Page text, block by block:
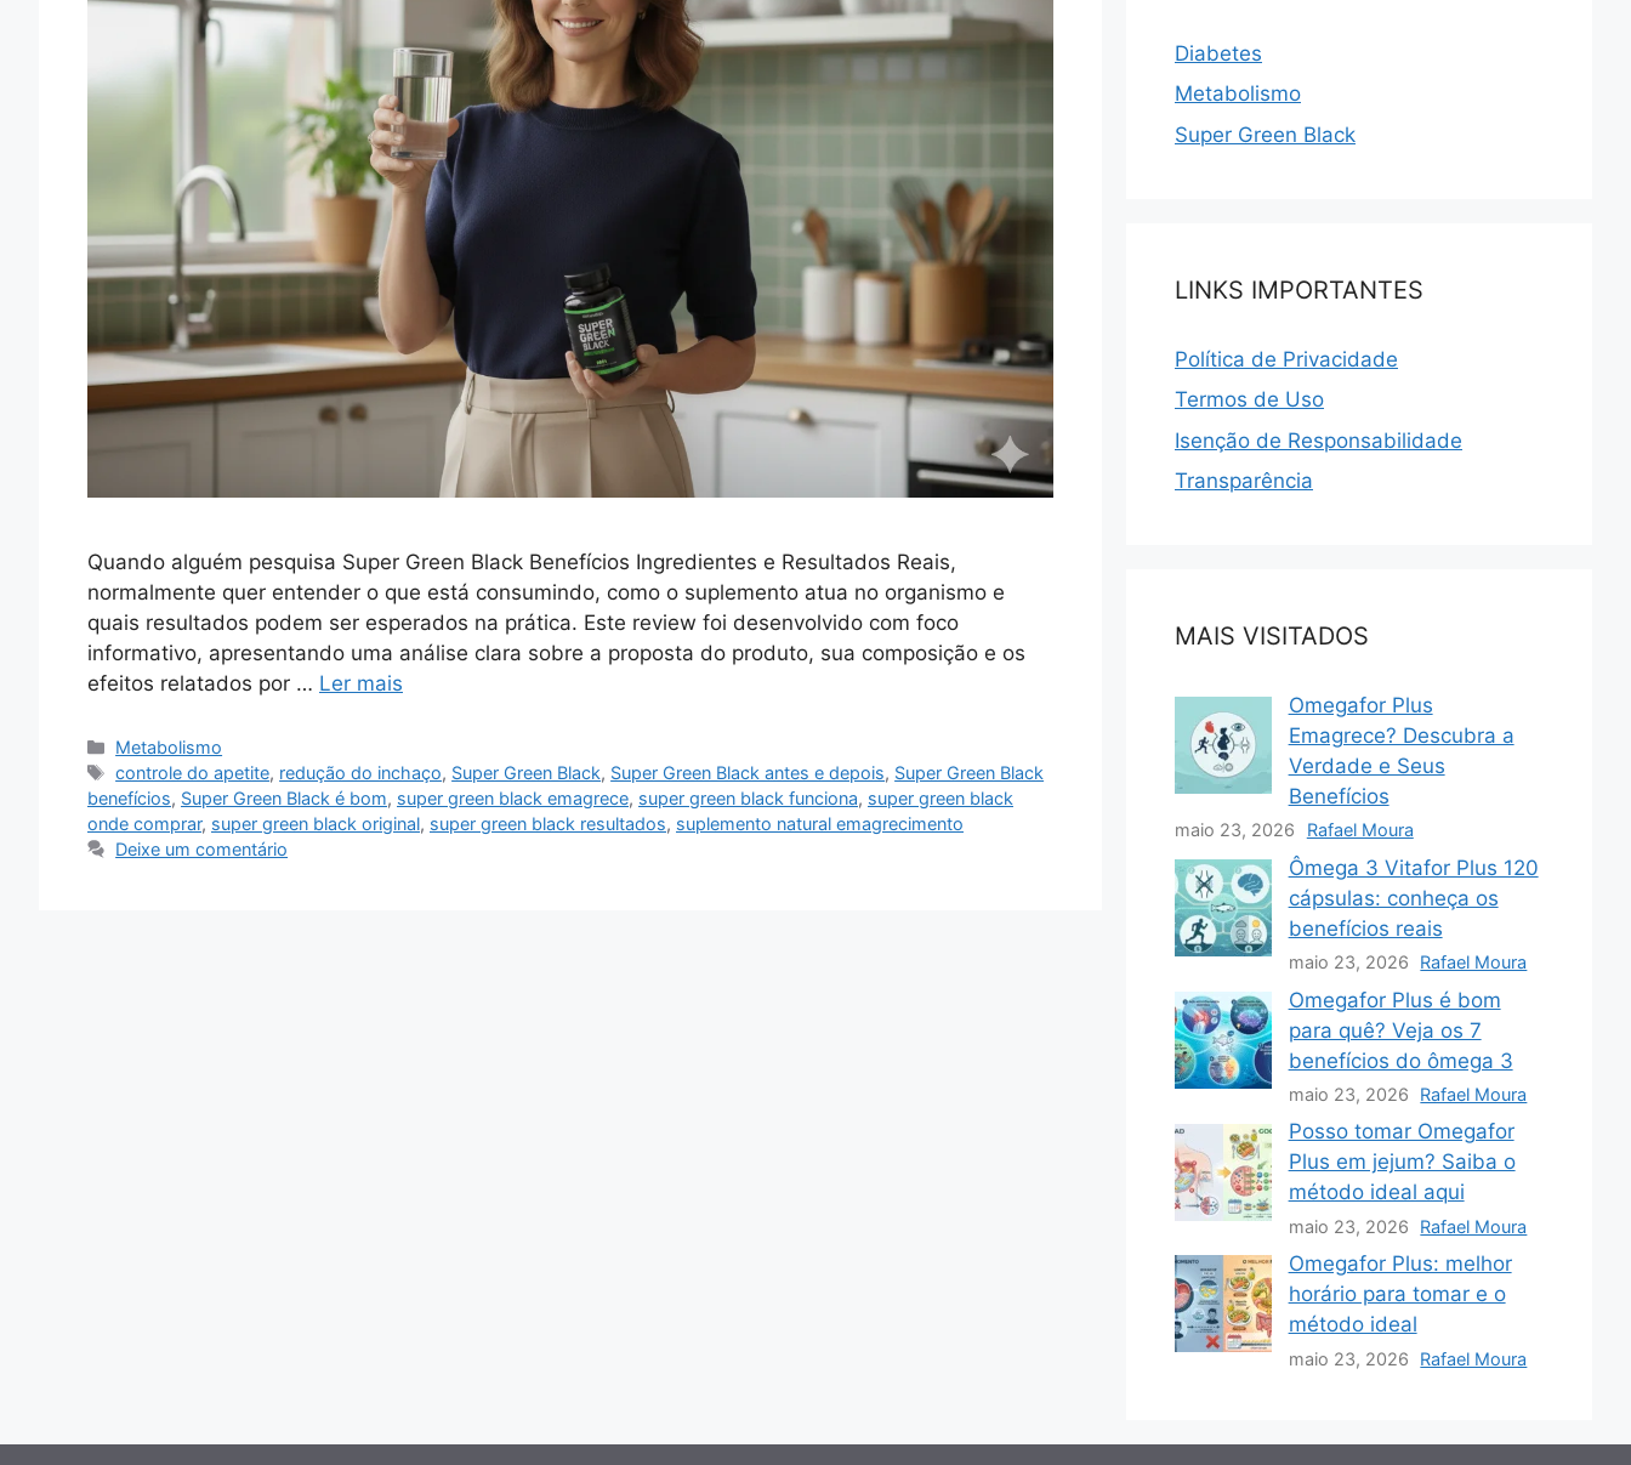
Quando alguém pesquisa Super Green Black Benefícios Ingredientes e Resultados Reais,
normalmente quer entender o que está consumindo, como o suplemento atua no organismo e
quais resultados podem ser esperados na prática. Este review foi desenvolvido com foco
informativo, apresentando uma análise clara sobre a proposta do produto, sua composição e os
efeitos relatados por … Ler mais
Categorias
Metabolismo
Tags
controle do apetite, redução do inchaço, Super Green Black, Super Green Black antes e depois, Super Green Black
benefícios, Super Green Black é bom, super green black emagrece, super green black funciona, super green black
onde comprar, super green black original, super green black resultados, suplemento natural emagrecimento
Deixe um comentário
Diabetes
Metabolismo
Super Green Black
LINKS IMPORTANTES
Política de Privacidade
Termos de Uso
Isenção de Responsabilidade
Transparência
MAIS VISITADOS
Omegafor Plus
Emagrece? Descubra a
Verdade e Seus
Benefícios
maio 23, 2026 Rafael Moura
Ômega 3 Vitafor Plus 120
cápsulas: conheça os
benefícios reais
maio 23, 2026 Rafael Moura
Omegafor Plus é bom
para quê? Veja os 7
benefícios do ômega 3
maio 23, 2026 Rafael Moura
Posso tomar Omegafor
Plus em jejum? Saiba o
método ideal aqui
maio 23, 2026 Rafael Moura
Omegafor Plus: melhor
horário para tomar e o
método ideal
maio 23, 2026 Rafael Moura